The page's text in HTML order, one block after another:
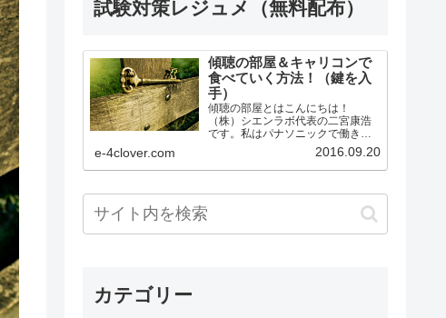
試験対策レジュメ（無料配布）
傾聴の部屋＆キャリコンで
食べていく方法！（鍵を入
手）
傾聴の部屋とはこんにちは！
（株）シエンラボ代表の二宮康浩
です。私はパナソニックで働きな
がら、勉強の仕方を工夫し、１級
キャリアコンサルティング技能士
の資格を取得、皆さんのサポート
Shien.Labの公認サポーター...
e-4clover.com 2016.09.20
カテゴリー